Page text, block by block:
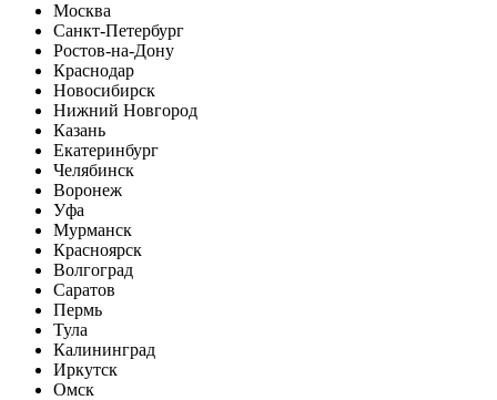
Москва
Санкт-Петербург
Ростов-на-Дону
Краснодар
Новосибирск
Нижний Новгород
Казань
Екатеринбург
Челябинск
Воронеж
Уфа
Мурманск
Красноярск
Волгоград
Саратов
Пермь
Тула
Калининград
Иркутск
Омск